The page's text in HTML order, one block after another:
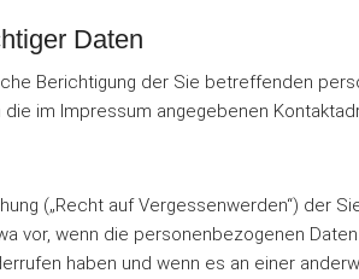
Daten
Berichtigung der Sie betreffenden
im Impressum angegebenen
(„Recht auf Vergessenwerden“)
vor, wenn die personenbezogenen
haben und wenn es an einer